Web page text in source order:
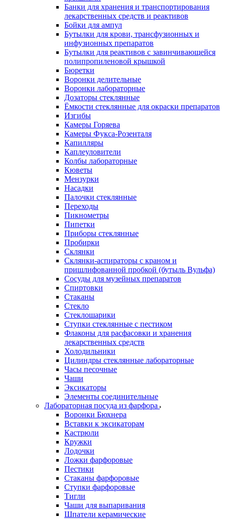
Банки для хранения и транспортирования
лекарственных средств и реактивов
Бойки для ампул
Бутылки для крови, трансфузионных и
инфузионных препаратов
Бутылки для реактивов с завинчивающейся
полипропиленовой крышкой
Бюретки
Воронки делительные
Воронки лабораторные
Дозаторы стеклянные
Ёмкости стеклянные для окраски препаратов
Изгибы
Камеры Горяева
Камеры Фукса-Розенталя
Капилляры
Каплеуловители
Колбы лабораторные
Кюветы
Мензурки
Насадки
Палочки стеклянные
Переходы
Пикнометры
Пипетки
Приборы стеклянные
Пробирки
Склянки
Склянки-аспираторы с краном и
пришлифованной пробкой (бутыль Вульфа)
Сосуды для музейных препаратов
Спиртовки
Стаканы
Стекло
Стеклошарики
Ступки стеклянные с пестиком
Флаконы для расфасовки и хранения
лекарственных средств
Холодильники
Цилиндры стеклянные лабораторные
Часы песочные
Чаши
Эксикаторы
Элементы соединительные
Лабораторная посуда из фарфора
Воронки Бюхнера
Вставки к эксикаторам
Кастрюли
Кружки
Лодочки
Ложки фарфоровые
Пестики
Стаканы фарфоровые
Ступки фарфоровые
Тигли
Чаши для выпаривания
Шпатели керамические